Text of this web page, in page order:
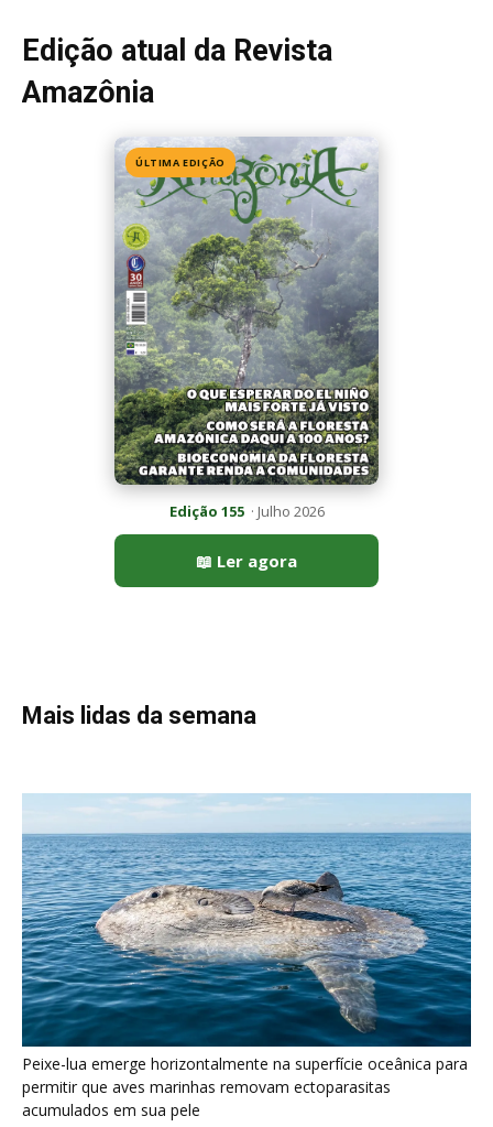
Edição 155· Julho 2026
📖 Ler agora
Mais lidas da semana
Peixe-lua emerge horizontalmente na superfície oceânica para
permitir que aves marinhas removam ectoparasitas
Seriema utiliza pernas longas e arremessa serpentes contra
rochas para subjugar presas peçonhentas nos campos